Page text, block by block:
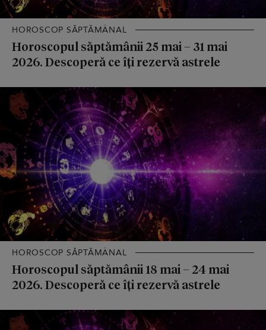
HOROSCOP SĂPTĂMÂNAL
Horoscopul săptămânii 25 mai – 31 mai
2026. Descoperă ce îți rezervă astrele
HOROSCOP SĂPTĂMÂNAL
Horoscopul săptămânii 18 mai – 24 mai
2026. Descoperă ce îți rezervă astrele